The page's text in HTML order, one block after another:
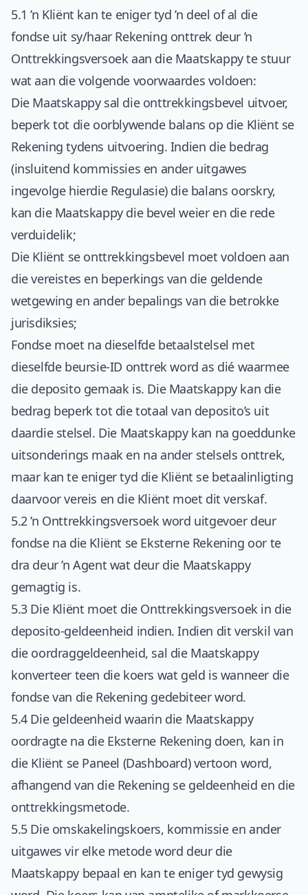
5.1 ’n Kliënt kan te eniger tyd ’n deel of al die
fondse uit sy/haar Rekening onttrek deur ’n
Onttrekkingsversoek aan die Maatskappy te stuur
wat aan die volgende voorwaardes voldoen:
Die Maatskappy sal die onttrekkingsbevel uitvoer,
beperk tot die oorblywende balans op die Kliënt se
Rekening tydens uitvoering. Indien die bedrag
(insluitend kommissies en ander uitgawes
ingevolge hierdie Regulasie) die balans oorskry,
kan die Maatskappy die bevel weier en die rede
verduidelik;
Die Kliënt se onttrekkingsbevel moet voldoen aan
die vereistes en beperkings van die geldende
wetgewing en ander bepalings van die betrokke
jurisdiksies;
Fondse moet na dieselfde betaalstelsel met
dieselfde beursie-ID onttrek word as dié waarmee
die deposito gemaak is. Die Maatskappy kan die
bedrag beperk tot die totaal van deposito’s uit
daardie stelsel. Die Maatskappy kan na goeddunke
uitsonderings maak en na ander stelsels onttrek,
maar kan te eniger tyd die Kliënt se betaalinligting
daarvoor vereis en die Kliënt moet dit verskaf.
5.2 ’n Onttrekkingsversoek word uitgevoer deur
fondse na die Kliënt se Eksterne Rekening oor te
dra deur ’n Agent wat deur die Maatskappy
gemagtig is.
5.3 Die Kliënt moet die Onttrekkingsversoek in die
deposito-geldeenheid indien. Indien dit verskil van
die oordraggeldeenheid, sal die Maatskappy
konverteer teen die koers wat geld is wanneer die
fondse van die Rekening gedebiteer word.
5.4 Die geldeenheid waarin die Maatskappy
oordragte na die Eksterne Rekening doen, kan in
die Kliënt se Paneel (Dashboard) vertoon word,
afhangend van die Rekening se geldeenheid en die
onttrekkingsmetode.
5.5 Die omskakelingskoers, kommissie en ander
uitgawes vir elke metode word deur die
Maatskappy bepaal en kan te eniger tyd gewysig